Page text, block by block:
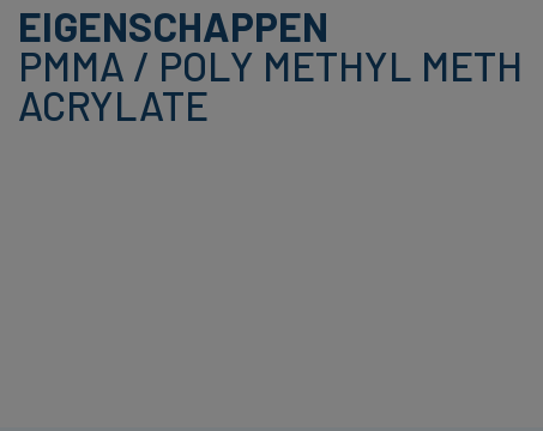
EIGENSCHAPPEN
PMMA / POLY METHYL METH
ACRYLATE